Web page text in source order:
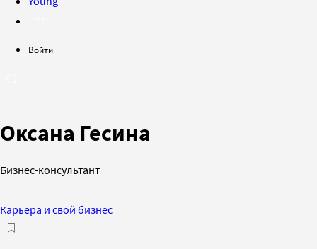
Войти
Оксана Гесина
Бизнес-консультант
Карьера и свой бизнес